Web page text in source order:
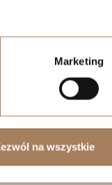
Marketing
na wszystkie